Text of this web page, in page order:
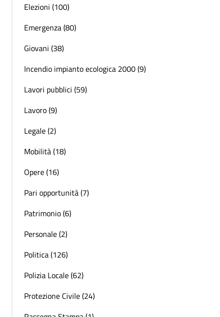
Elezioni (100)
Emergenza (80)
Giovani (38)
Incendio impianto ecologica 2000 (9)
Lavori pubblici (59)
Lavoro (9)
Legale (2)
Mobilità (18)
Opere (16)
Pari opportunità (7)
Patrimonio (6)
Personale (2)
Politica (126)
Polizia Locale (62)
Protezione Civile (24)